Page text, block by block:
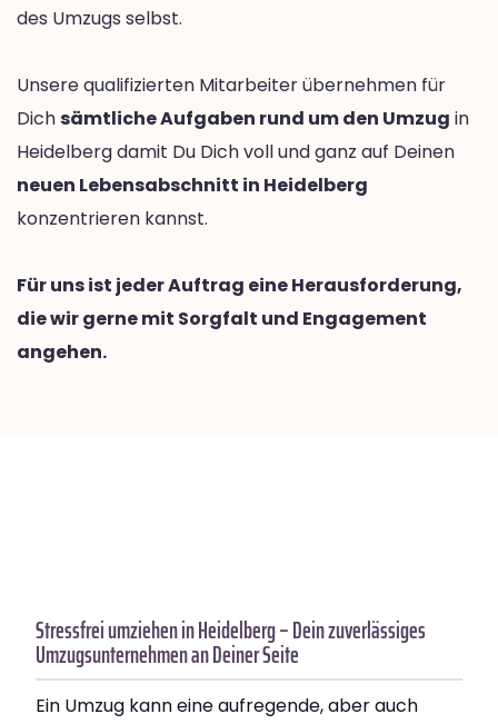
des Umzugs selbst.
Unsere qualifizierten Mitarbeiter übernehmen für
Dichsämtliche Aufgaben rund um den Umzug in
Heidelberg damit Du Dich voll und ganz auf Deinen
neuen Lebensabschnitt in Heidelberg
konzentrieren kannst.
Für uns ist jeder Auftrag eine Herausforderung,
die wir gerne mit Sorgfalt und Engagement
angehen.
Stressfrei umziehen in Heidelberg – Dein zuverlässiges
Umzugsunternehmen an Deiner Seite
Ein Umzug kann eine aufregende, aber auch